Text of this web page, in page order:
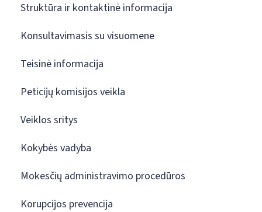
Struktūra ir kontaktinė informacija
Konsultavimasis su visuomene
Teisinė informacija
Peticijų komisijos veikla
Veiklos sritys
Kokybės vadyba
Mokesčių administravimo procedūros
Korupcijos prevencija